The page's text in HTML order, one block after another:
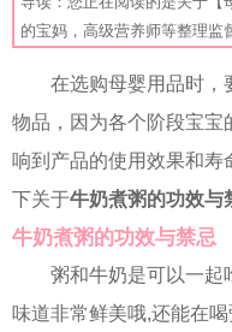
的宝妈，高级营养师等整理监
在选购母婴用品时，
物品，因为各个阶段宝宝
响到产品的使用效果和寿
下关于牛奶煮粥的功效与
牛奶煮粥的功效与禁忌
粥和牛奶是可以一起
味道非常鲜美哦,还能在